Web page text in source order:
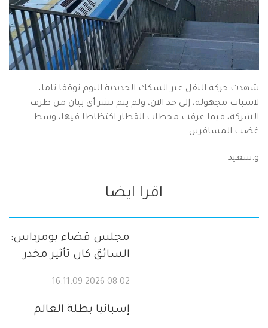
شهدت حركة النقل عبر السكك الحديدية اليوم توقفا تاما،
لاسباب مجهولة، إلى حد الآن، ولم يتم نشر أي بيان من طرف
الشركة، فيما عرفت محطات القطار اكتظاظا فيها، وسط
غضب المسافرين.
و.سعيد
اقرا ايضا
مجلس قضاء بومرداس:
السائق كان تأثير مخدر
2026-08-02 16:11:09
إسبانيا بطلة العالم